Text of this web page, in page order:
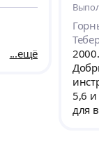
-
ещё
2000.
5,6 и
для